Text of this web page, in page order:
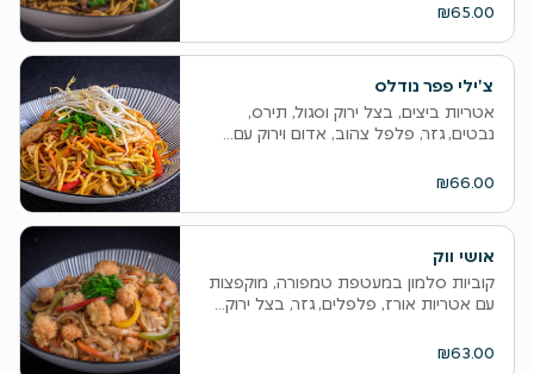
₪65.00
צ'ילי פפר נודלס
אטריות ביצים, בצל ירוק וסגול, תירס,
נבטים, גזר, פלפל צהוב, אדום וירוק עם...
₪66.00
אושי ווק
קוביות סלמון במעטפת טמפורה, מוקפצות
עם אטריות אורז, פלפלים, גזר, בצל ירוק...
₪63.00